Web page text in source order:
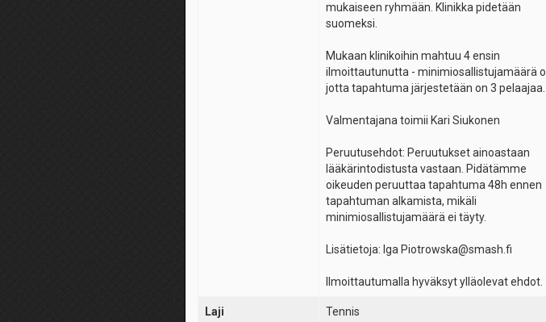
mukaiseen ryhmään. Klinikka pidetään
suomeksi.
Mukaan klinikoihin mahtuu 4 ensin
ilmoittautunutta - minimiosallistujamäärä
jotta tapahtuma järjestetään on 3 pelaajaa.
Valmentajana toimii Kari Siukonen
Peruutusehdot: Peruutukset ainoastaan
lääkärintodistusta vastaan. Pidätämme
oikeuden peruuttaa tapahtuma 48h ennen
tapahtuman alkamista, mikäli
minimiosallistujamäärä ei täyty.
Lisätietoja: Iga Piotrowska@smash.fi
Ilmoittautumalla hyväksyt ylläolevat ehdot.
Laji Tennis